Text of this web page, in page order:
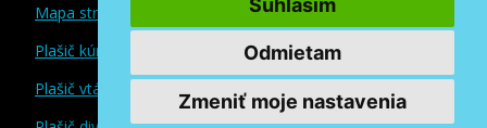
Odmietam
Zmeniť moje nastavenia
Mapa stránok
Plašič kún a myší
Plašič vtákov